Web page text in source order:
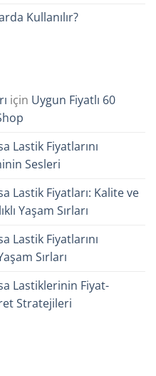
Kullanılır?
için Uygun Fiyatlı 60
Lastik Fiyatlarını
Sesleri
Lastik Fiyatları: Kalite ve
Yaşam Sırları
Lastik Fiyatlarını
Sırları
Lastiklerinin Fiyat-
Stratejileri